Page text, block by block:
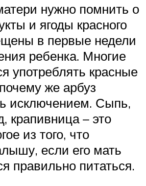
нужно помнить о
и ягоды красного
в первые недели
ребенка. Многие
употреблять красные
же арбуз
исключением. Сыпь,
крапивница – это
из того, что
если его мать
правильно питаться.